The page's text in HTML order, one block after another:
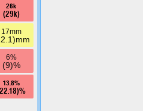
26k
(29k)
17mm
6%
(9)%
13.8%